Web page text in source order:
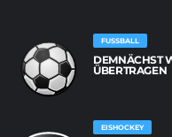
FUSSBALL
DEMNÄCHST
BERTRAGEN
EISHOCKEY